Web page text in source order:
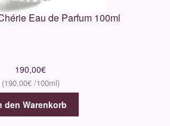
Eau de Parfum 100ml
190,00€
190,00€
den Warenkorb